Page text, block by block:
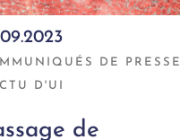
DE PRESSE
D'UI
de